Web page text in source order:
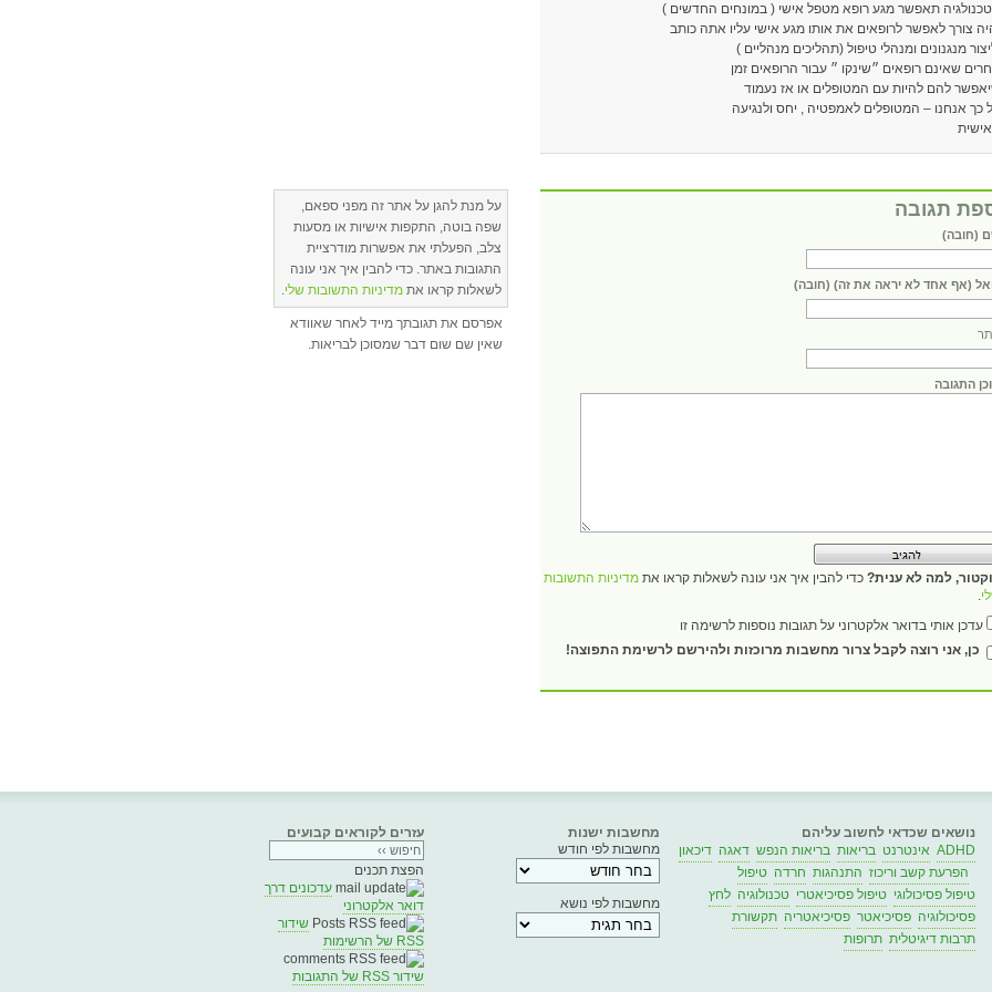
תאפשר מגע רופא מטפל אישי ( במונחים החדשים )
צורך לאפשר לרופאים את אותו מגע אישי עליו אתה כותב
מנגנונים ומנהלי טיפול (תהליכים מנהליים )
שאינם רופאים ״שינקו ״ עבור הרופאים זמן
להם להיות עם המטופלים או אז נעמוד
כך אנחנו – המטופלים לאמפטיה , יחס ולנגיעה
תגובה
(חובה)
(אף אחד לא יראה את זה) (חובה)
התגובה
למה לא ענית? כדי להבין איך אני עונה לשאלות קראו את מדיניות התשובות
.
עדכן אותי בדואר אלקטרוני על תגובות נוספות לרשימה זו
כן, אני רוצה לקבל צרור מחשבות מרוכזות ולהירשם לרשימת התפוצה!
על מנת להגן על אתר זה מפני ספאם,
שפה בוטה, התקפות אישיות או מסעות
צלב, הפעלתי את אפשרות מודרציית
התגובות באתר. כדי להבין איך אני עונה
לשאלות קראו את מדיניות התשובות שלי.
אפרסם את תגובתך מייד לאחר שאוודא
שאין שם שום דבר שמסוכן לבריאות.
נושאים שכדאי לחשוב עליהם
ADHD אינטרנט בריאות בריאות הנפש דאגה דיכאון
הפרעת קשב וריכוז התנהגות חרדה טיפול
טיפול פסיכולוגי טיפול פסיכיאטרי טכנולוגיה לחץ
פסיכולוגיה פסיכיאטר פסיכיאטריה תקשורת
תרבות דיגיטלית תרופות
מחשבות ישנות
מחשבות לפי חודש
מחשבות לפי נושא
עזרים לקוראים קבועים
הפצת תכנים
עדכונים דרך
דואר אלקטרוני
שידור
RSS של הרשימות
שידור RSS של התגובות